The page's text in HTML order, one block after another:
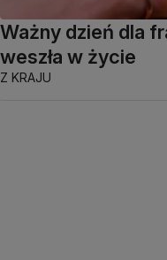
Ważny dzień dla
weszła w życie
Z KRAJU